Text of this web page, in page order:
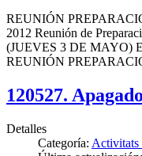
REUNIÓN
2012 Reunión de
(JUEVES 3 DE MAYO)
REUNIÓN
120527.
Detalles
Categoría: